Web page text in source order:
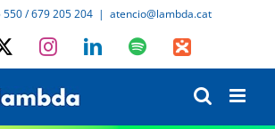
550 / 679 205 204 | atencio@lambda.cat
InstagramLinkedInSpotifyIVoox